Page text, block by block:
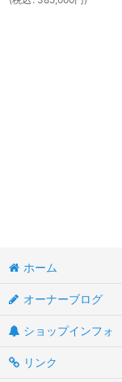
ホーム
オーナーブログ
ショップインフォ
リンク